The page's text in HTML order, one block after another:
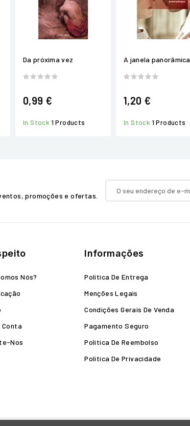
Da próxima vez
0,99 €
In Stock 1 Products
A janela panorâmica
1,20 €
In Stock 1 Products
promoções e ofertas.
Nós?
Conta
Nos
Informações
Política De Entrega
Menções Legais
Condições Gerais De Venda
Pagamento Seguro
Política De Reembolso
Política De Privacidade